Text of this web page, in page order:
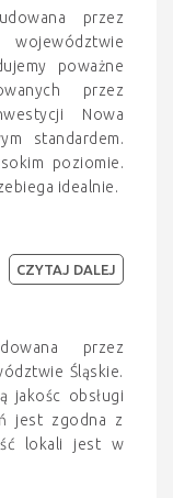
przez
poważne
przez
Nowa
standardem.
poziomie.
idealnie.
przez
Śląskie.
jakośc obsługi
jest zgodna z
lokali jest w
CZYTAJ DALEJ